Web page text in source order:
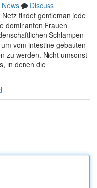
News
Discuss
findet gentleman jede
dominanten Frauen
Schlampen
vom intestine gebauten
zu werden. Nicht umsonst
in denen die